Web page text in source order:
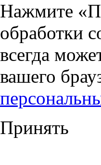
Нажмите
обработки
всегда
вашего
Принять